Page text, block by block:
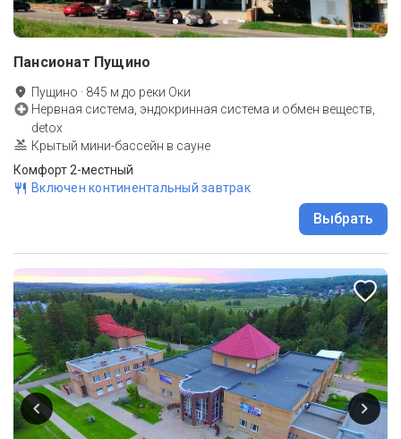
Пансионат Пущино
Пущино · 845 м до реки Оки
Нервная система, эндокринная система и обмен веществ,
detox
Крытый мини-бассейн в сауне
Комфорт 2-местный
Включен континентальный завтрак
Выбрать